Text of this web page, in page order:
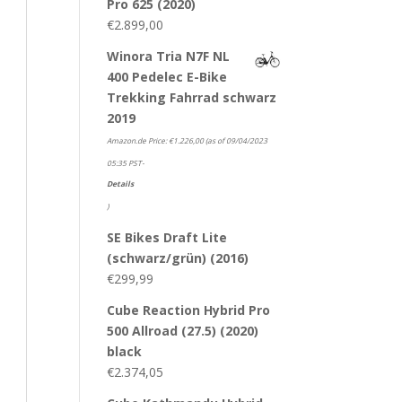
Pro 625 (2020)
€2.899,00
Winora Tria N7F NL
400 Pedelec E-Bike
Trekking Fahrrad schwarz
2019
Amazon.de Price:€1.226,00(as of 09/04/2023
05:35 PST-
Details
)
SE Bikes Draft Lite
(schwarz/grün) (2016)
€299,99
Cube Reaction Hybrid Pro
500 Allroad (27.5) (2020)
black
€2.374,05